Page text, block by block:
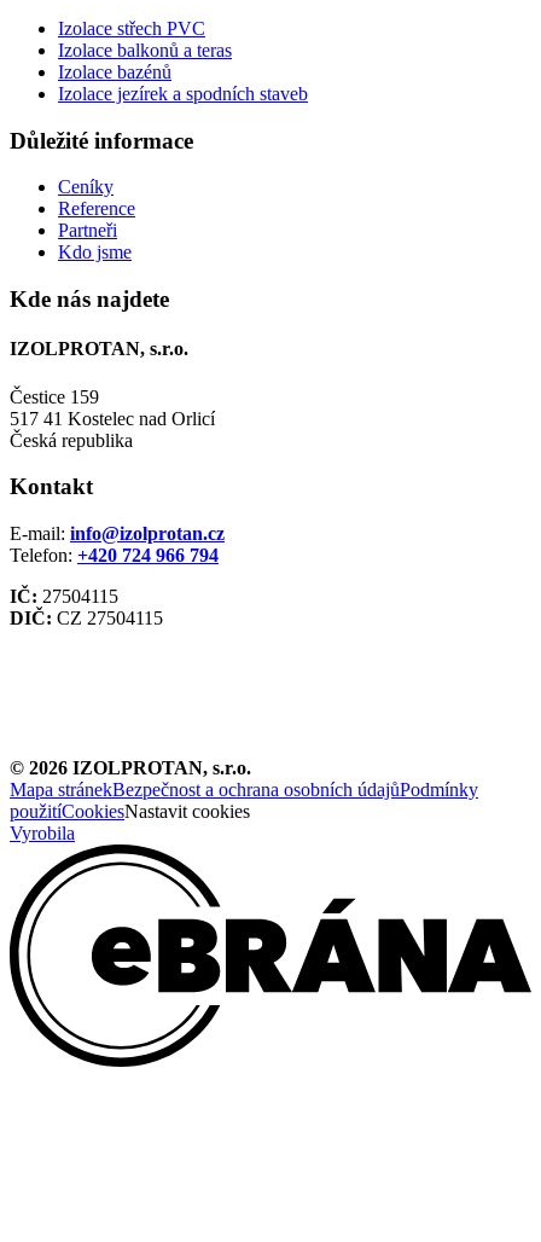
Izolace střech PVC
Izolace balkonů a teras
Izolace bazénů
Izolace jezírek a spodních staveb
Důležité informace
Ceníky
Reference
Partneři
Kdo jsme
Kde nás najdete
IZOLPROTAN, s.r.o.
Čestice 159
517 41 Kostelec nad Orlicí
Česká republika
Kontakt
E-mail: info@izolprotan.cz
Telefon: +420 724 966 794
IČ: 27504115
DIČ: CZ 27504115
© 2026 IZOLPROTAN, s.r.o.
Mapa stránekBezpečnost a ochrana osobních údajůPodmínky
použitíCookiesNastavit cookies
Vyrobila